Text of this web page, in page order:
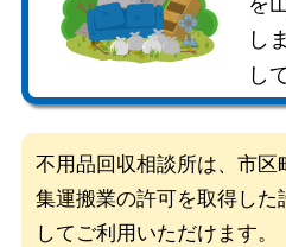
し
し
不用品回収相談所は、市区
集運搬業の許可を取得した
してご利用いただけます。